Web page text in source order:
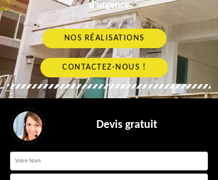
d'urgence
NOS RÉALISATIONS
CONTACTEZ-NOUS !
Devis gratuit